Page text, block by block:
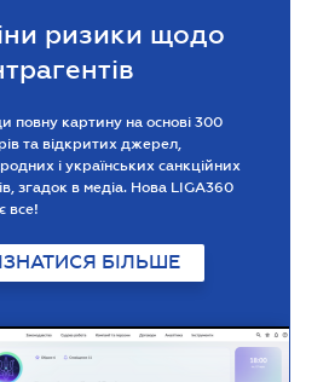
ризики щодо
повну картину на основі 300
та відкритих джерел,
і українських санкційних
згадок в медіа. Нова LIGA360
все!
БІЛЬШЕ